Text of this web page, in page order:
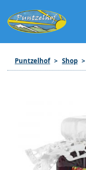
Puntzelhof Shop